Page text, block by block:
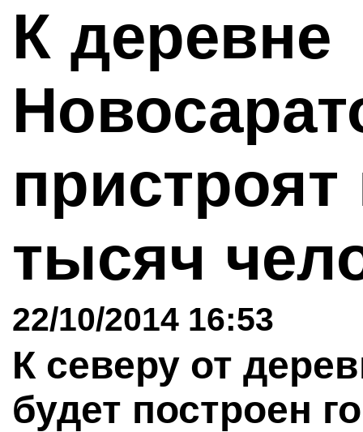
К деревне
пристроят
тысяч
22/10/2014 16:53
К северу от
будет построен